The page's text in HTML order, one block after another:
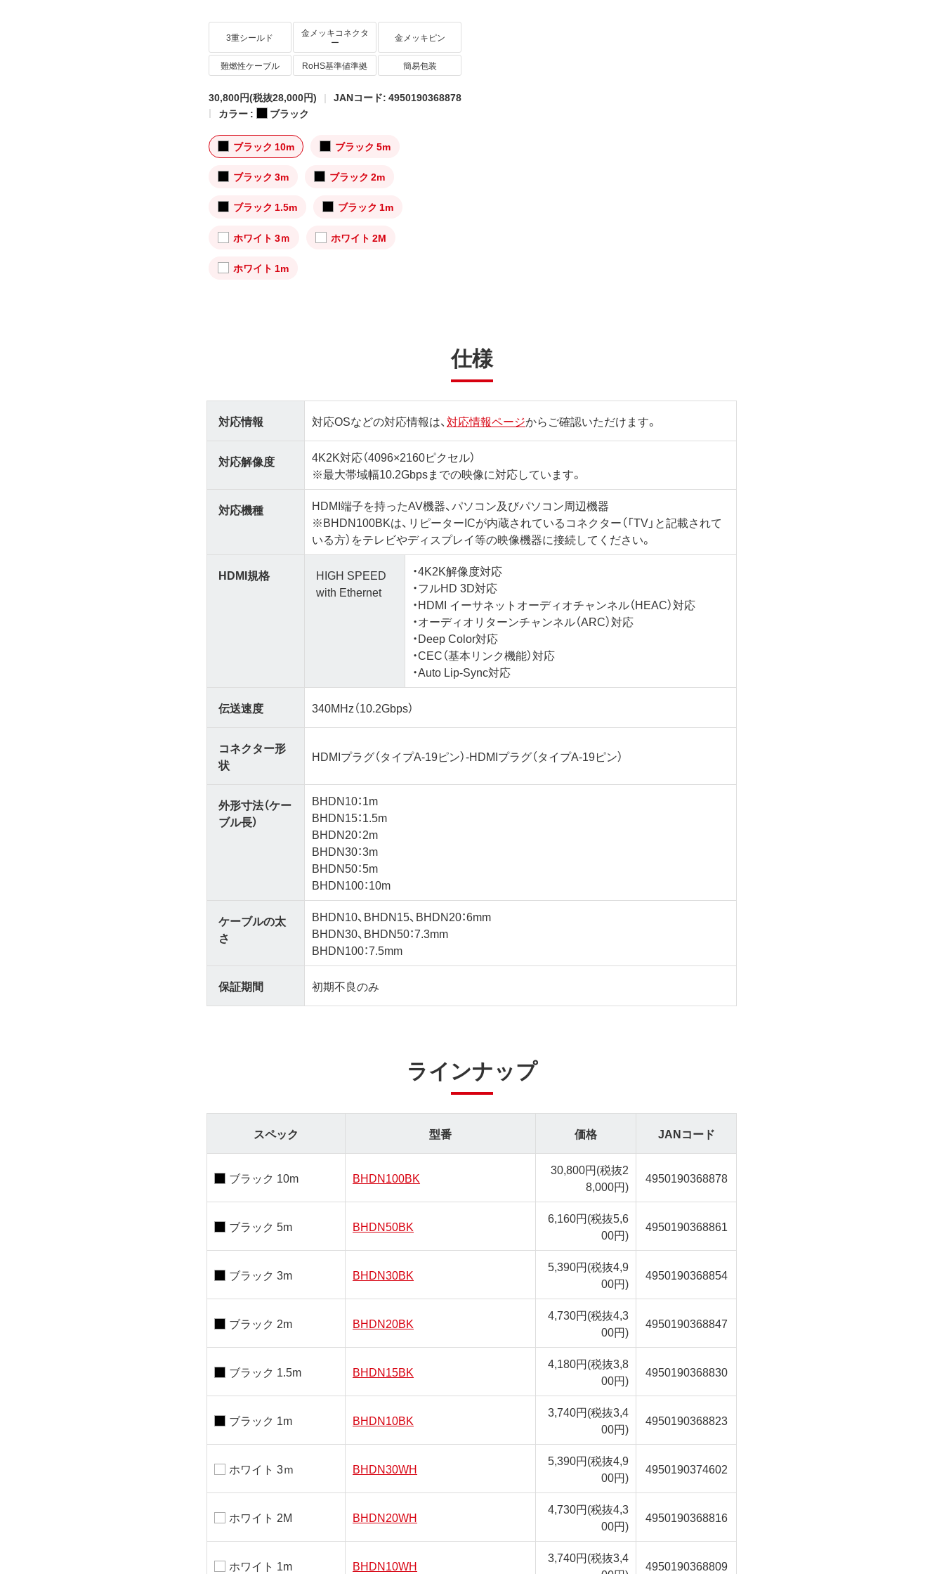
3重シールド 金メッキコネクタ
ー 金メッキピン
難燃性ケーブル RoHS基準値準拠 簡易包装
30,800円(税抜28,000円)
JANコード: 4950190368878
カラー :
ブラック
ブラック 10m ブラック 5m
ブラック 3m ブラック 2m
ブラック 1.5m ブラック 1m
ホワイト 3ｍ ホワイト 2M
ホワイト 1m
仕様
対応情報 対応OSなどの対応情報は、対応情報ページからご確認いただけます。
対応解像度
4K2K対応（4096×2160ピクセル）
※最大帯域幅10.2Gbpsまでの映像に対応しています。
対応機種
HDMI端子を持ったAV機器、パソコン及びパソコン周辺機器
※BHDN100BKは、リピーターICが内蔵されているコネクター（「TV」と記載されて
いる方）をテレビやディスプレイ等の映像機器に接続してください。
HDMI規格
HIGH SPEED
with Ethernet
・4K2K解像度対応
・フルHD 3D対応
・HDMI イーサネットオーディオチャンネル（HEAC）対応
・オーディオリターンチャンネル（ARC）対応
・Deep Color対応
・CEC（基本リンク機能）対応
・Auto Lip-Sync対応
伝送速度 340MHz（10.2Gbps）
コネクター形
状
HDMIプラグ（タイプA-19ピン）-HDMIプラグ（タイプA-19ピン）
外形寸法（ケー
ブル長）
BHDN10：1m
BHDN15：1.5m
BHDN20：2m
BHDN30：3m
BHDN50：5m
BHDN100：10m
ケーブルの太
さ
BHDN10、BHDN15、BHDN20：6mm
BHDN30、BHDN50：7.3mm
BHDN100：7.5mm
保証期間 初期不良のみ
ラインナップ
スペック 型番 価格 JANコード
ブラック 10m BHDN100BK 30,800円(税抜2
8,000円)
4950190368878
ブラック 5m BHDN50BK 6,160円(税抜5,6
00円)
4950190368861
ブラック 3m BHDN30BK 5,390円(税抜4,9
00円)
4950190368854
ブラック 2m BHDN20BK 4,730円(税抜4,3
00円)
4950190368847
ブラック 1.5m BHDN15BK 4,180円(税抜3,8
00円)
4950190368830
ブラック 1m BHDN10BK 3,740円(税抜3,4
00円)
4950190368823
ホワイト 3ｍ BHDN30WH 5,390円(税抜4,9
00円)
4950190374602
ホワイト 2M BHDN20WH 4,730円(税抜4,3
00円)
4950190368816
ホワイト 1m BHDN10WH 3,740円(税抜3,4
4950190368809